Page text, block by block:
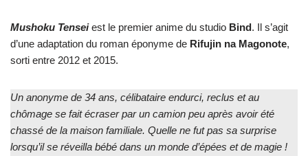
Mushoku Tenseiest le premier anime du studio Bind. Il s’agit
d’une adaptation du roman éponyme de Rifujin na Magonote,
sorti entre 2012 et 2015.
Un anonyme de 34 ans, célibataire endurci, reclus et au
chômage se fait écraser par un camion peu après avoir été
chassé de la maison familiale. Quelle ne fut pas sa surprise
lorsqu’il se réveilla bébé dans un monde d’épées et de magie !